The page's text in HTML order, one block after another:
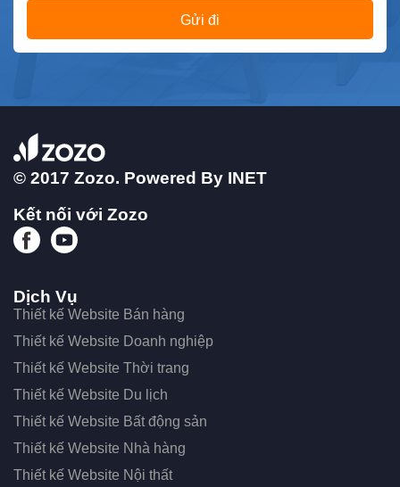
Gửi đi
© 2017 Zozo. Powered By INET
Kết nối với Zozo
Dịch Vụ
Thiết kế Website Bán hàng
Thiết kế Website Doanh nghiệp
Thiết kế Website Thời trang
Thiết kế Website Du lịch
Thiết kế Website Bất động sản
Thiết kế Website Nhà hàng
Thiết kế Website Nội thất